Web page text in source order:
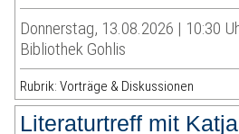
Donnerstag, 13.08.2026 | 10:30
Bibliothek Gohlis
Rubrik: Vorträge & Diskussionen
Literaturtreff mit